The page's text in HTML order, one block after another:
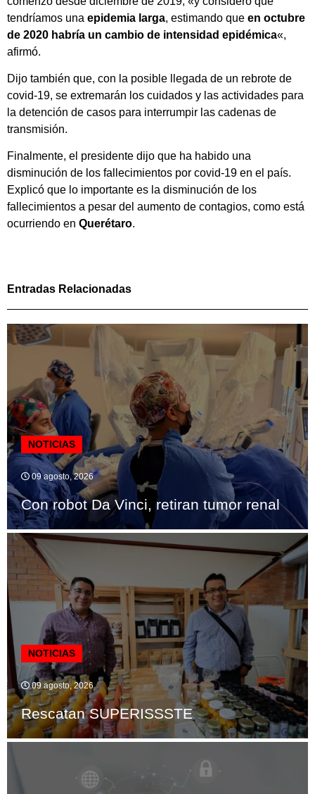
tendríamos una epidemia larga, estimando que en octubre
de 2020 habría un cambio de intensidad epidémica«,
afirmó.
Dijo también que, con la posible llegada de un rebrote de
covid-19, se extremarán los cuidados y las actividades para
la detención de casos para interrumpir las cadenas de
transmisión.
Finalmente, el presidente dijo que ha habido una
disminución de los fallecimientos por covid-19 en el país.
Explicó que lo importante es la disminución de los
fallecimientos a pesar del aumento de contagios, como está
ocurriendo en Querétaro.
Entradas Relacionadas
NOTICIAS
09 agosto, 2026
Con robot Da Vinci, retiran tumor renal
NOTICIAS
09 agosto, 2026
Rescatan SUPERISSSTE